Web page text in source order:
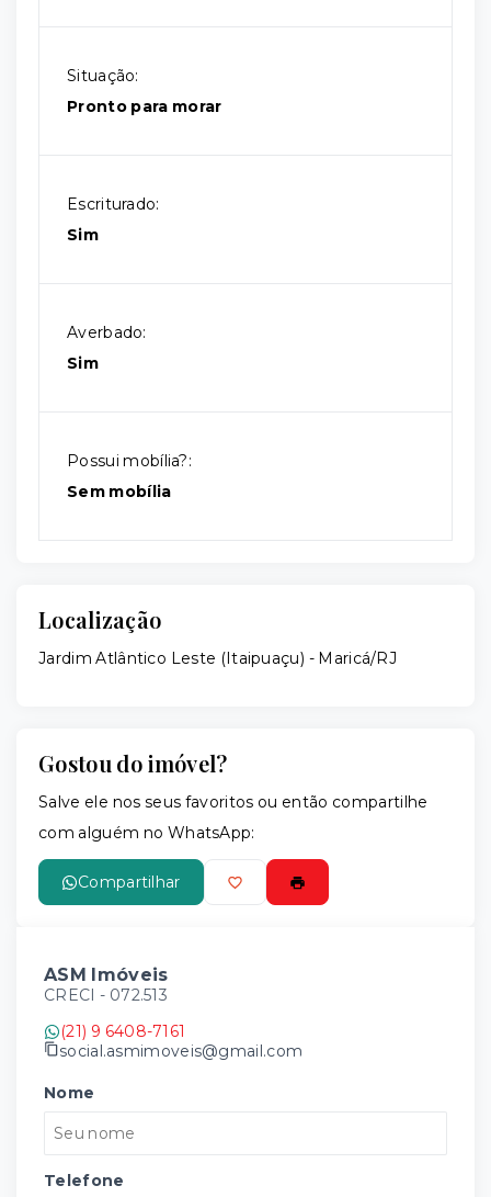
Situação:
Pronto para morar
Escriturado:
Sim
Averbado:
Sim
Possui mobília?:
Sem mobília
Localização
Jardim Atlântico Leste (Itaipuaçu) - Maricá/RJ
Gostou do imóvel?
Salve ele nos seus favoritos ou então compartilhe
com alguém no WhatsApp:
Compartilhar
ASM Imóveis
CRECI - 072.513
(21) 9 6408-7161
social.asmimoveis@gmail.com
Nome
Telefone